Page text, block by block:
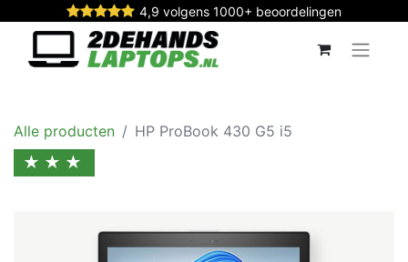
4,9 volgens 1000+ beoordelingen
Alle producten HP ProBook 430 G5 i5
★★★